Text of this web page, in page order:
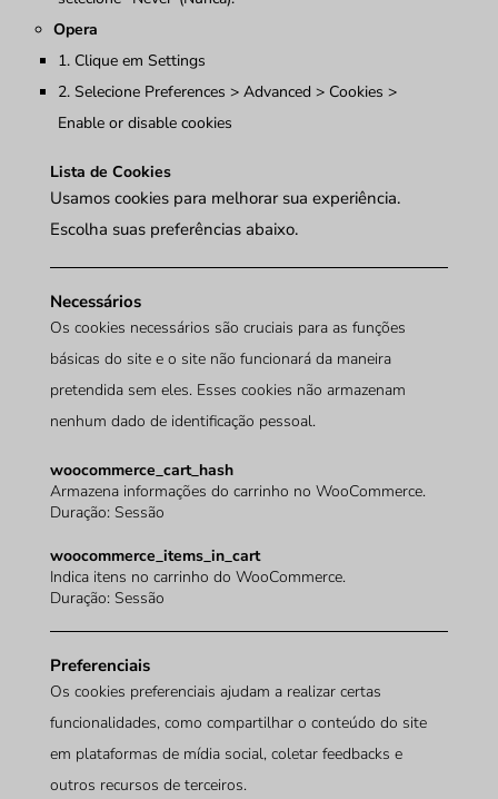
Opera
1. Clique em Settings
2. Selecione Preferences > Advanced > Cookies >
Enable or disable cookies
Lista de Cookies
Usamos cookies para melhorar sua experiência.
Escolha suas preferências abaixo.
Necessários
Os cookies necessários são cruciais para as funções
básicas do site e o site não funcionará da maneira
pretendida sem eles. Esses cookies não armazenam
nenhum dado de identificação pessoal.
woocommerce_cart_hash
Armazena informações do carrinho no WooCommerce.
Duração: Sessão
woocommerce_items_in_cart
Indica itens no carrinho do WooCommerce.
Duração: Sessão
Preferenciais
Os cookies preferenciais ajudam a realizar certas
funcionalidades, como compartilhar o conteúdo do site
em plataformas de mídia social, coletar feedbacks e
outros recursos de terceiros.
time-6